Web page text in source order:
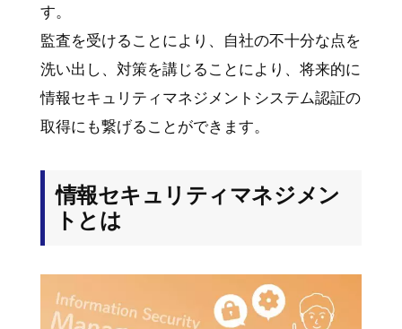
す。
監査を受けることにより、自社の不十分な点を
洗い出し、対策を講じることにより、将来的に
情報セキュリティマネジメントシステム認証の
取得にも繋げることができます。
情報セキュリティマネジメン
トとは